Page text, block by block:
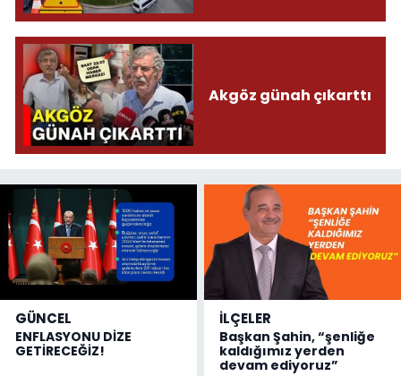
Akgöz günah çıkarttı
GÜNCEL
ENFLASYONU DİZE
GETİRECEĞİZ!
İLÇELER
Başkan Şahin, “şenliğe
kaldığımız yerden
devam ediyoruz”